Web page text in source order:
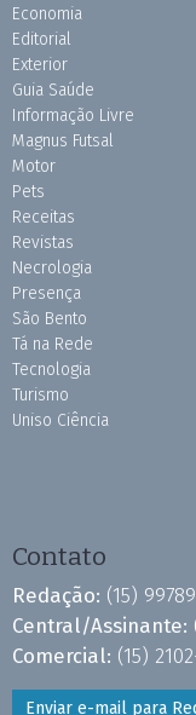
Economia
Editorial
Exterior
Guia Saúde
Informação Livre
Magnus Futsal
Motor
Pets
Receitas
Revistas
Necrologia
Presença
São Bento
Tá na Rede
Tecnologia
Turismo
Uniso Ciência
Contato
Redação: (15)
Central/Assinante:
Comercial: (15)
Enviar e-mail para